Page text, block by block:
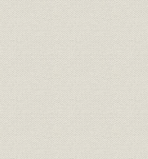
第3 「鉄道国有法」の成立
第2章 総務
第1節 組織
第1 鉄道庁の組織
第2 鉄道局の成立
第3 鉄道作業局の設置と運営
第2節 職員